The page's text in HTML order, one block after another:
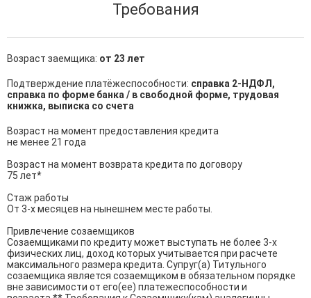
Требования
Возраст заемщика: от 23 лет
Подтверждение платёжеспособности: справка 2-НДФЛ,
справка по форме банка / в свободной форме, трудовая
книжка, выписка со счета
Возраст на момент предоставления кредита
не менее 21 года
Возраст на момент возврата кредита по договору
75 лет*
Стаж работы
От 3-х месяцев на нынешнем месте работы.
Привлечение созаемщиков
Созаемщиками по кредиту может выступать не более 3-х
физических лиц, доход которых учитывается при расчете
максимального размера кредита. Супруг(а) Титульного
созаемщика является созаемщиком в обязательном порядке
вне зависимости от его(ее) платежеспособности и